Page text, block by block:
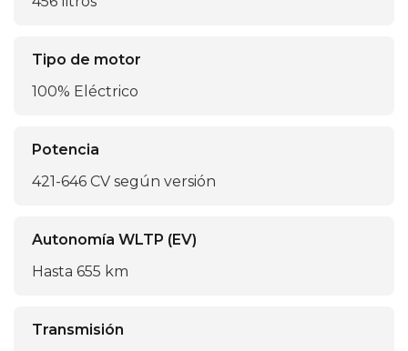
Tipo de motor
100% Eléctrico
Potencia
421-646 CV según versión
Autonomía WLTP (EV)
Hasta 655 km
Transmisión